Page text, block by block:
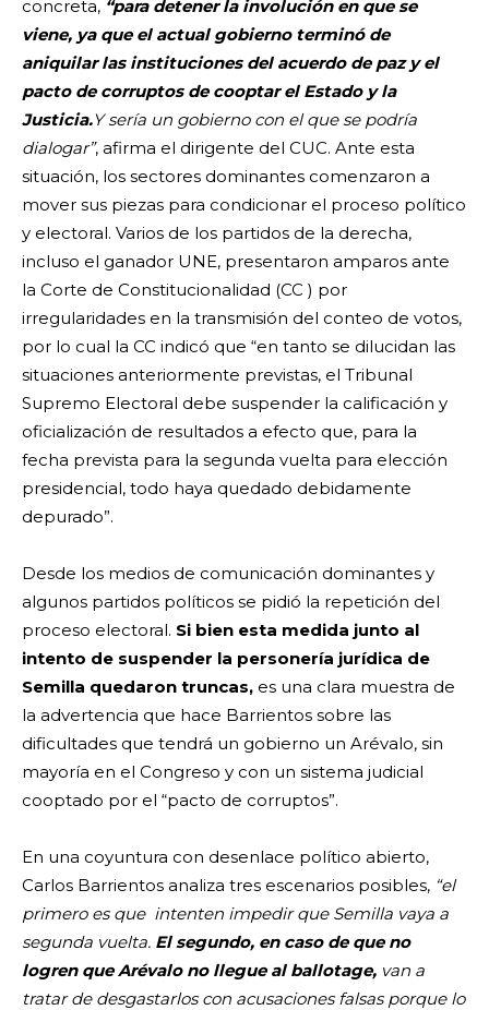
concreta, “para detener la involución en que se
viene, ya que el actual gobierno terminó de
aniquilar las instituciones del acuerdo de paz y el
pacto de corruptos de cooptar el Estado y la
Justicia.Y sería un gobierno con el que se podría
dialogar”, afirma el dirigente del CUC. Ante esta
situación, los sectores dominantes comenzaron a
mover sus piezas para condicionar el proceso político
y electoral. Varios de los partidos de la derecha,
incluso el ganador UNE, presentaron amparos ante
la Corte de Constitucionalidad (CC ) por
irregularidades en la transmisión del conteo de votos,
por lo cual la CC indicó que “en tanto se dilucidan las
situaciones anteriormente previstas, el Tribunal
Supremo Electoral debe suspender la calificación y
oficialización de resultados a efecto que, para la
fecha prevista para la segunda vuelta para elección
presidencial, todo haya quedado debidamente
depurado”.
Desde los medios de comunicación dominantes y
algunos partidos políticos se pidió la repetición del
proceso electoral. Si bien esta medida junto al
intento de suspender la personería jurídica de
Semilla quedaron truncas, es una clara muestra de
la advertencia que hace Barrientos sobre las
dificultades que tendrá un gobierno un Arévalo, sin
mayoría en el Congreso y con un sistema judicial
cooptado por el “pacto de corruptos”.
En una coyuntura con desenlace político abierto,
Carlos Barrientos analiza tres escenarios posibles, “el
primero es que intenten impedir que Semilla vaya a
segunda vuelta. El segundo, en caso de que no
logren que Arévalo no llegue al ballotage, van a
tratar de desgastarlos con acusaciones falsas porque lo